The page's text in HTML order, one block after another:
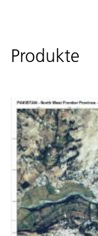
Produkte